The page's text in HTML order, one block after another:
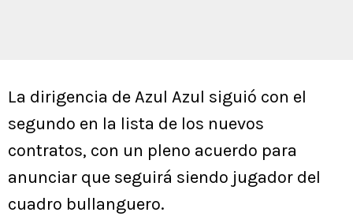
La dirigencia de Azul Azul siguió con el
segundo en la lista de los nuevos
contratos, con un pleno acuerdo para
anunciar que seguirá siendo jugador del
cuadro bullanguero.